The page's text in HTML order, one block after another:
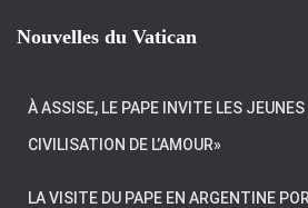
Nouvelles du Vatican
À ASSISE, LE PAPE INVITE LES
CIVILISATION DE L’AMOUR»
LA VISITE DU PAPE EN ARGENTINE